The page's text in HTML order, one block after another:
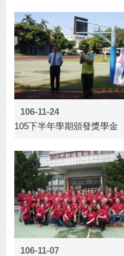
106-11-24
105下半年學期頒發獎學金
106-11-07